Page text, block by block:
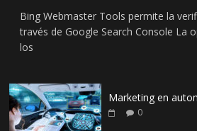
Bing Webmaster Tools permite la
través de Google Search Console La
los
Marketing en
0